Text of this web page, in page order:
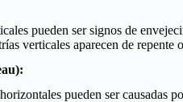
pueden ser signos de
verticales aparecen de
pueden ser causadas